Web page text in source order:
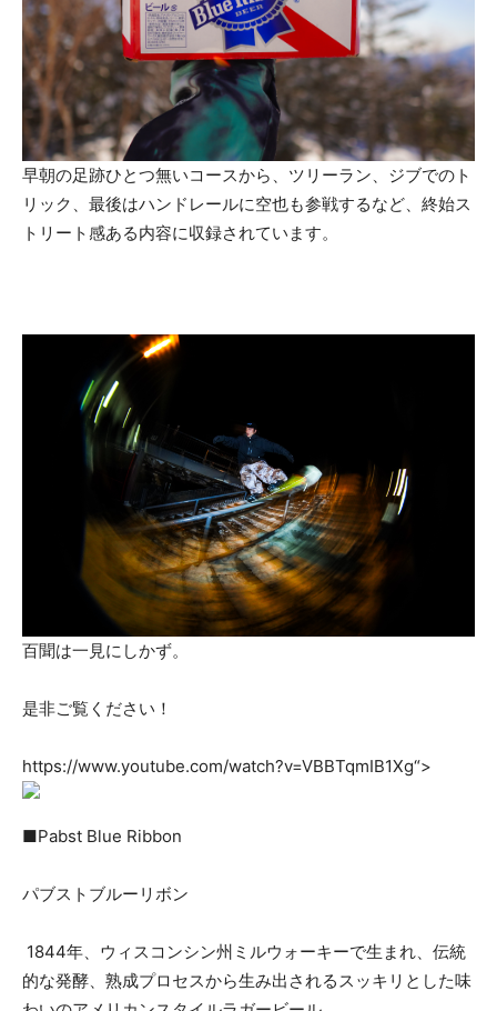
早朝の足跡ひとつ無いコースから、ツリーラン、ジブでのト
リック、最後はハンドレールに空也も参戦するなど、終始ス
トリート感ある内容に収録されています。
百聞は一見にしかず。
是非ご覧ください！
https://www.youtube.com/watch?v=VBBTqmIB1Xg“>
■Pabst Blue Ribbon
パブストブルーリボン
1844年、ウィスコンシン州ミルウォーキーで生まれ、伝統
的な発酵、熟成プロセスから生み出されるスッキリとした味